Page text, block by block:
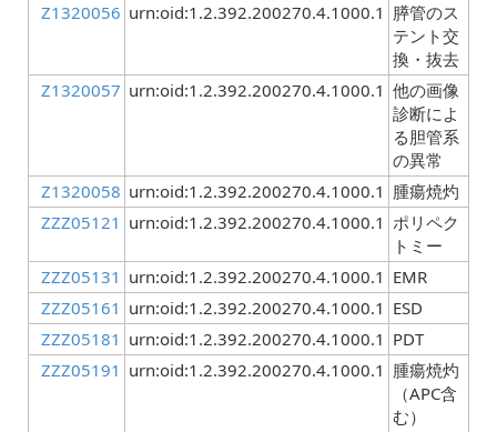
Z1320056 urn:oid:1.2.392.200270.4.1000.1 膵管のス
テント交
換・抜去
Z1320057 urn:oid:1.2.392.200270.4.1000.1 他の画像
診断によ
る胆管系
の異常
Z1320058 urn:oid:1.2.392.200270.4.1000.1 腫瘍焼灼
ZZZ05121 urn:oid:1.2.392.200270.4.1000.1 ポリペク
トミー
ZZZ05131 urn:oid:1.2.392.200270.4.1000.1 EMR
ZZZ05161 urn:oid:1.2.392.200270.4.1000.1 ESD
ZZZ05181 urn:oid:1.2.392.200270.4.1000.1 PDT
ZZZ05191 urn:oid:1.2.392.200270.4.1000.1 腫瘍焼灼
（APC含
む）